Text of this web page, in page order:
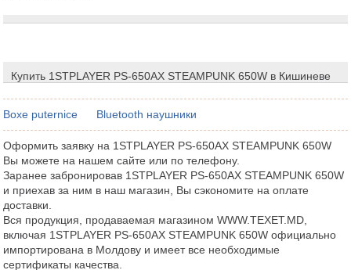
Купить 1STPLAYER PS-650AX STEAMPUNK 650W в Кишиневе
Boxe puternice Bluetooth наушники
Оформить заявку на 1STPLAYER PS-650AX STEAMPUNK 650W
Вы можете на нашем сайте или по телефону.
Заранее забронировав 1STPLAYER PS-650AX STEAMPUNK 650W
и приехав за ним в наш магазин, Вы сэкономите на оплате
доставки.
Вся продукция, продаваемая магазином WWW.TEXET.MD,
включая 1STPLAYER PS-650AX STEAMPUNK 650W официально
импортирована в Молдову и имеет все необходимые
сертификаты качества.